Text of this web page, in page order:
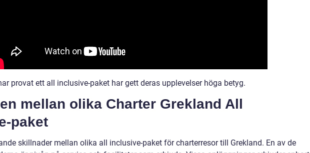
provat ett all inclusive-paket har gett deras upplevelser höga betyg.
mellan olika Charter Grekland All
paket
skillnader mellan olika all inclusive-paket för charterresor till Grekland. En av de